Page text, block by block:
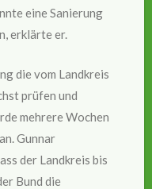
eine Sanierung
erklärte er.
die vom Landkreis
prüfen und
mehrere Wochen
Gunnar
der Landkreis bis
Bund die